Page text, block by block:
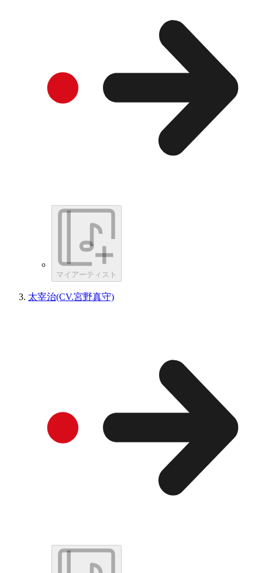
マイアーティスト
太宰治(CV.宮野真守)